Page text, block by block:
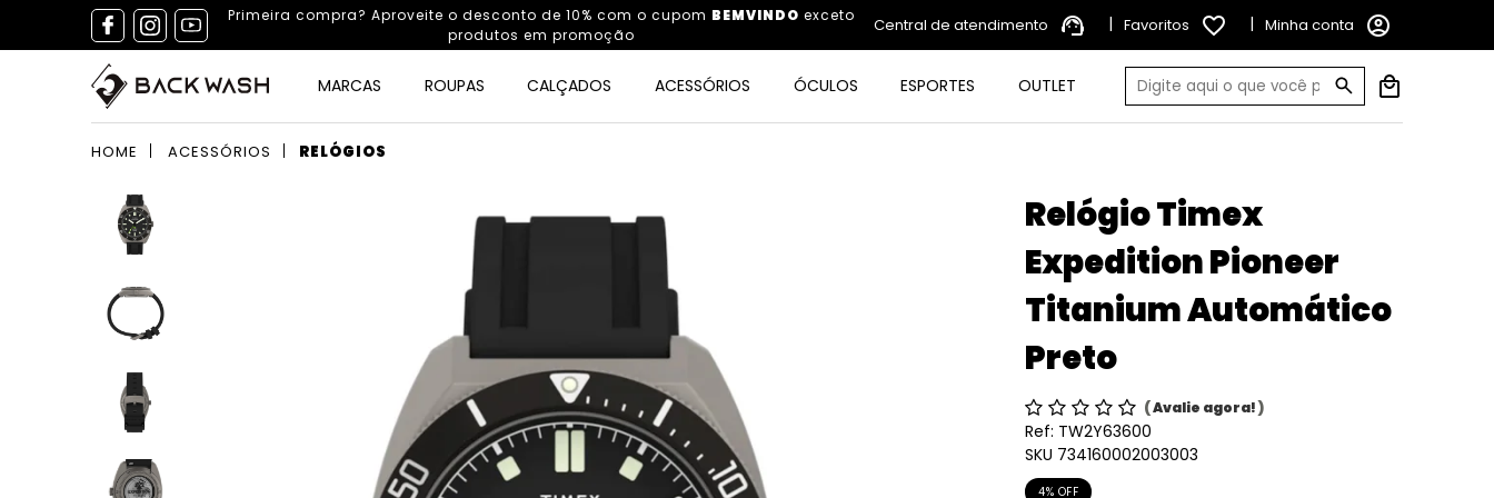
Primeira compra? Aproveite o desconto de 10% com o cupom BEMVINDO exceto
produtos em promoção
Central de atendimento support_agent | Favoritos favorite_border | Minha conta account_circle
MARCAS ROUPAS CALÇADOS ACESSÓRIOS ÓCULOS ESPORTES OUTLET
HOME ACESSÓRIOS RELÓGIOS
Relógio Timex
Expedition Pioneer
Titanium Automático
Preto
(Avalie agora!)
Ref: TW2Y63600
SKU 734160002003003
4% OFF